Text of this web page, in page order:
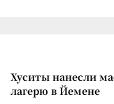
Хуситы нанесли
лагерю в Йемене